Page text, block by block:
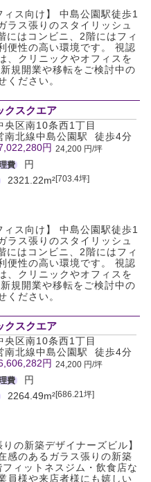
ス向け】 中島公園駅徒歩1
ラス張りのスタイリッシュ
にはコンビニ、2階にはフィ
便性の高い環境です。 視認
、クリニックやオフィスを
規開業や移転をご検討中の
ください。
クスクエア
央区南10条西1丁目
南北線中島公園駅 徒歩4分
円 24,200 円/坪
費
円
2321.22m²[703.4坪]
ス向け】 中島公園駅徒歩1
ラス張りのスタイリッシュ
にはコンビニ、2階にはフィ
便性の高い環境です。 視認
、クリニックやオフィスを
規開業や移転をご検討中の
ください。
クスクエア
央区南10条西1丁目
南北線中島公園駅 徒歩4分
円 24,200 円/坪
費
円
2264.49m²[686.21坪]
の新築デザイナーズビル】
感のあるガラス張りの新築
ィットネスジム・飲食店な
員様や来店者様にも嬉しい